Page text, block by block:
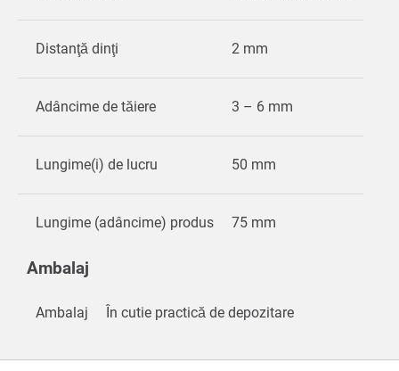
Distanţă dinţi 2 mm
Adâncime de tăiere 3 – 6 mm
Lungime(i) de lucru 50 mm
Lungime (adâncime) produs 75 mm
Ambalaj
Ambalaj În cutie practică de depozitare